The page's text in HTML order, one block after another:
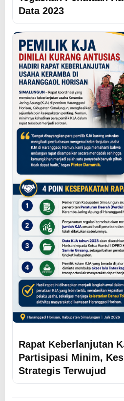
Data 2023
Rapat Keberlanjutan
Partisipasi Minim,
Strategis Terwujud